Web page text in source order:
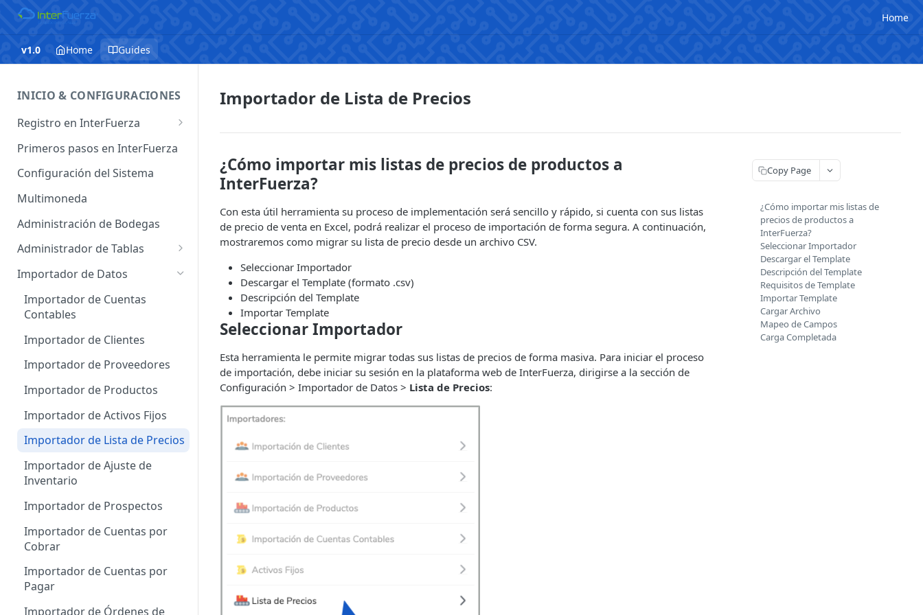
Home
v1.0 Home Guides
INICIO & CONFIGURACIONES
Registro en InterFuerza
Iniciar Sesión en InterFuerza
Recuperar Contraseña
Cómo pagar en línea sus
Primeros pasos en InterFuerza
Configuración del Sistema
Multimoneda
Administración de Bodegas
Administrador de Tablas
Administrador de Tablas de
Clientes
Administrador de Tablas para
Administrador de Tablas para
CRM
Administrador de Tablas para
Impuestos
Administrador de Tablas de
Inventario
Administrador de Tablas para
Proveedores
Administrador de Tablas de
Sistema
Administrador de Tablas de
Terceros
Importador de Datos
Importador de Cuentas
Contables
Importador de Clientes
Importador de Proveedores
Importador de Productos
Importador de Activos Fijos
Importador de Lista de Precios
Importador de Ajuste de
Inventario
Importador de Prospectos
Importador de Cuentas por
Cobrar
Importador de Cuentas por
Pagar
Importador de Órdenes de
Importador de Lista de Precios
¿Cómo importar mis listas de precios de productos a
InterFuerza?
Con esta útil herramienta su proceso de implementación será sencillo y rápido, si cuenta con sus listas
de precio de venta en Excel, podrá realizar el proceso de importación de forma segura. A continuación,
mostraremos como migrar su lista de precio desde un archivo CSV.
Seleccionar Importador
Descargar el Template (formato .csv)
Descripción del Template
Importar Template
Seleccionar Importador
Esta herramienta le permite migrar todas sus listas de precios de forma masiva. Para iniciar el proceso
de importación, debe iniciar su sesión en la plataforma web de InterFuerza, dirigirse a la sección de
Configuración > Importador de Datos > Lista de Precios:
Copy Page
¿Cómo importar mis listas de
precios de productos a
InterFuerza?
Seleccionar Importador
Descargar el Template
Descripción del Template
Requisitos de Template
Importar Template
Cargar Archivo
Mapeo de Campos
Carga Completada